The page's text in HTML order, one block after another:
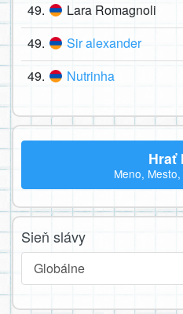
49. Lara Romagnoli
49. Sir alexander
49. Nutrinha
Hrať
Meno,
Sieň slávy
Globálne